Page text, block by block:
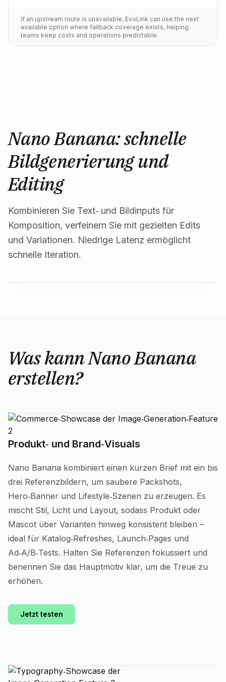
Nano Banana: schnelle
Bildgenerierung und
Editing
Kombinieren Sie Text‑ und Bildinputs für
Komposition, verfeinern Sie mit gezielten Edits
und Variationen. Niedrige Latenz ermöglicht
schnelle Iteration.
If an upstream route is unavailable, EvoLink can use the next
available option where fallback coverage exists, helping
teams keep costs and operations predictable.
Was kann Nano Banana
erstellen?
Produkt‑ und Brand‑Visuals
Nano Banana kombiniert einen kurzen Brief mit ein bis
drei Referenzbildern, um saubere Packshots,
Hero‑Banner und Lifestyle‑Szenen zu erzeugen. Es
mischt Stil, Licht und Layout, sodass Produkt oder
Mascot über Varianten hinweg konsistent bleiben –
ideal für Katalog‑Refreshes, Launch‑Pages und
Ad‑A/B‑Tests. Halten Sie Referenzen fokussiert und
benennen Sie das Hauptmotiv klar, um die Treue zu
erhöhen.
Jetzt testen